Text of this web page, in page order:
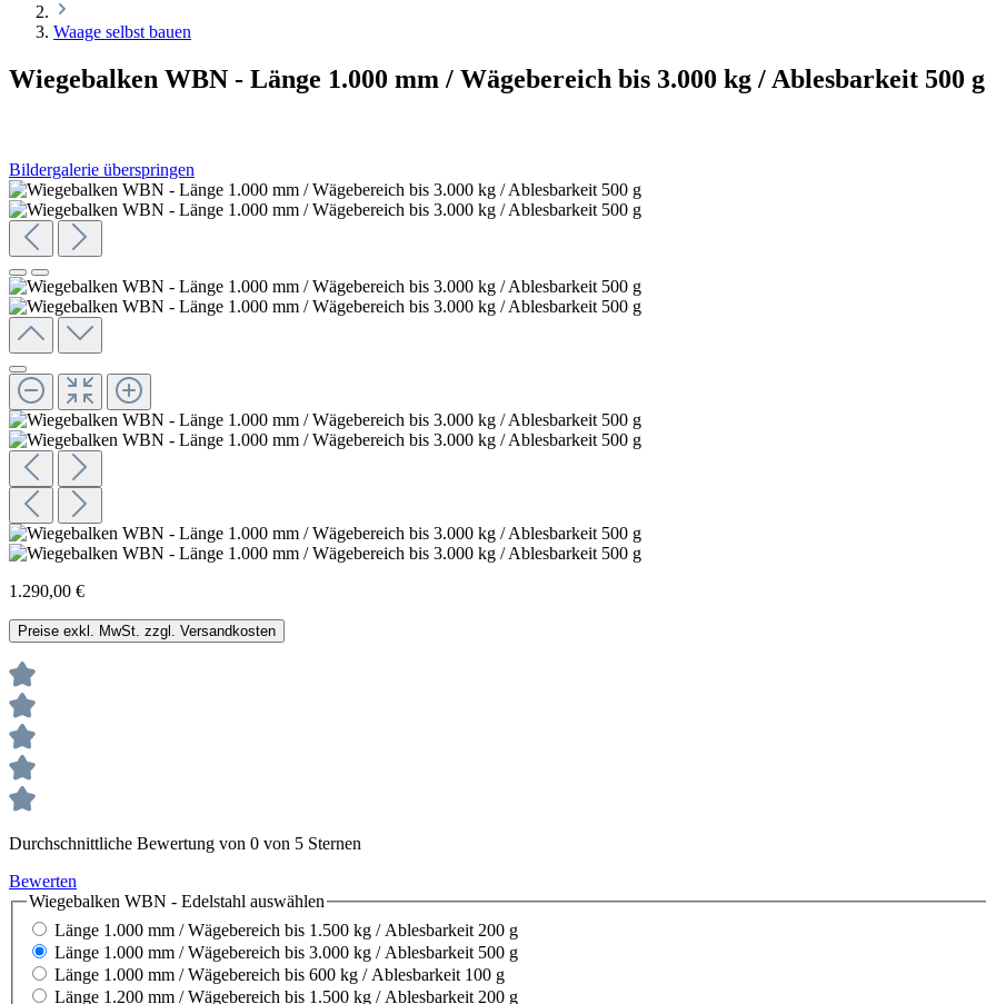
Waage selbst bauen
Wiegebalken WBN - Länge 1.000 mm / Wägebereich bis 3.000 kg / Ablesbarkeit 500 g
Bildergalerie überspringen
1.290,00 €
Preise exkl. MwSt. zzgl. Versandkosten
Durchschnittliche Bewertung von 0 von 5 Sternen
Bewerten
Wiegebalken WBN - Edelstahl auswählen
Länge 1.000 mm / Wägebereich bis 1.500 kg / Ablesbarkeit 200 g
Länge 1.000 mm / Wägebereich bis 3.000 kg / Ablesbarkeit 500 g
Länge 1.000 mm / Wägebereich bis 600 kg / Ablesbarkeit 100 g
Länge 1.200 mm / Wägebereich bis 1.500 kg / Ablesbarkeit 200 g